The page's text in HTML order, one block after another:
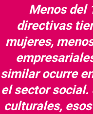
Menos del
directivas
mujeres,
similar ocurre
el sector social.
culturales,